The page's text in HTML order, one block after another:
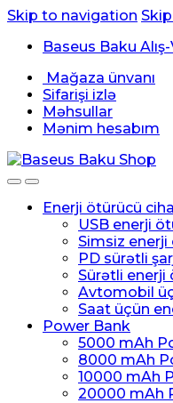
Skip to navigation
Baseus Baku
Mağaza ünvanı
Sifarişi izlə
Məhsullar
Mənim hesabım
Enerji ötürücü
USB enerji
Simsiz enerji
PD sürətli
Sürətli enerji
Avtomobil
Saat üçün
Power Bank
5000 mAh
8000 mAh
10000 mAh
20000 mAh